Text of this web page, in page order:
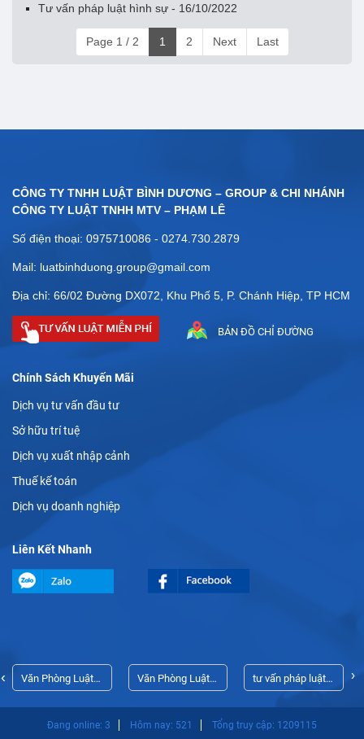
Tư vấn pháp luật hình sự - 16/10/2022
Page 1 / 2 1 2 Next Last
CÔNG TY TNHH LUẬT BÌNH DƯƠNG – GROUP & CHI NHÁNH
CÔNG TY LUẬT TNHH MTV – PHẠM LÊ
Số điện thoại: 0975710086 - 0274.730.2879
Mail: luatbinhduong.group@gmail.com
Địa chỉ: 66/02 Đường DX072, Khu Phố 5, P. Chánh Hiệp, TP HCM
BẢN ĐỒ CHỈ ĐƯỜNG
Chính Sách Khuyến Mãi
Dịch vụ tư vấn đầu tư
Sở hữu trí tuệ
Dịch vụ xuất nhập cảnh
Thuế kế toán
Dịch vụ doanh nghiệp
Liên Kết Nhanh
Văn Phòng Luật
Sư Thủ Dầu Một
Bình Dương
Văn Phòng Luật
Sư Thủ Dầu Một
tư vấn pháp luật
doanh nghiệp
thường xuyên
‹ ›
Đang online: 3 Hôm nay: 521 Tổng truy cập: 1209115